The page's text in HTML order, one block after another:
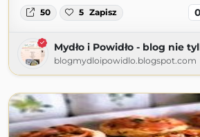
50 5 Zapisz 0
Mydło i Powidło - blog nie
blogmydloipowidlo.blogspot.com